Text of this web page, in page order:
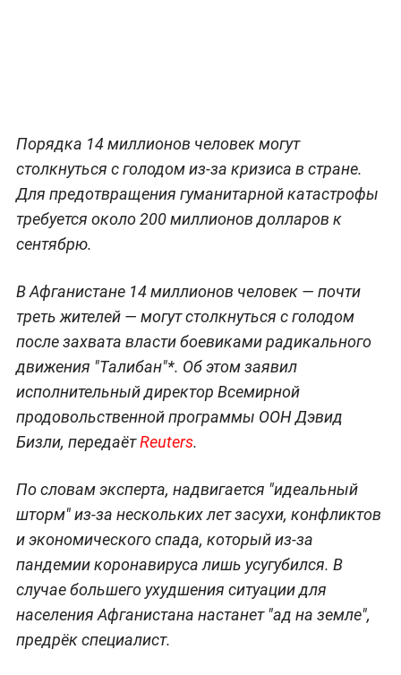
Порядка 14 миллионов человек могут
столкнуться с голодом из-за кризиса в стране.
Для предотвращения гуманитарной катастрофы
требуется около 200 миллионов долларов к
сентябрю.
В Афганистане 14 миллионов человек — почти
треть жителей — могут столкнуться с голодом
после захвата власти боевиками радикального
движения "Талибан"*. Об этом заявил
исполнительный директор Всемирной
продовольственной программы ООН Дэвид
Бизли, передаётReuters.
По словам эксперта, надвигается "идеальный
шторм" из-за нескольких лет засухи, конфликтов
и экономического спада, который из-за
пандемии коронавируса лишь усугубился. В
случае большего ухудшения ситуации для
населения Афганистана настанет "ад на земле",
предрёк специалист.